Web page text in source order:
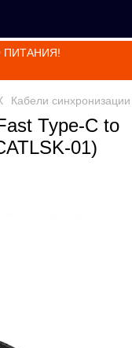
ПИТАНИЯ!
Кабели синхронизации
Type-C to
01)